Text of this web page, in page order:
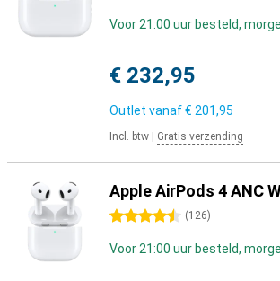
Voor 21:00 uur besteld,
€ 232,95
Outlet vanaf€ 201,95
Incl. btw Gratis verzending
Apple AirPods 4 ANC
4.5 sterren (126)
Voor 21:00 uur besteld,